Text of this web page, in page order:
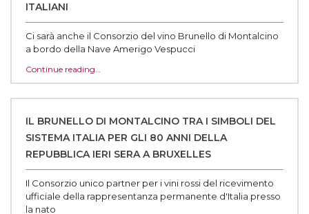
ITALIANI
Ci sarà anche il Consorzio del vino Brunello di Montalcino
a bordo della Nave Amerigo Vespucci
Continue reading…
IL BRUNELLO DI MONTALCINO TRA I SIMBOLI DEL
SISTEMA ITALIA PER GLI 80 ANNI DELLA
REPUBBLICA IERI SERA A BRUXELLES
Il Consorzio unico partner per i vini rossi del ricevimento
ufficiale della rappresentanza permanente d'Italia presso
la nato‌